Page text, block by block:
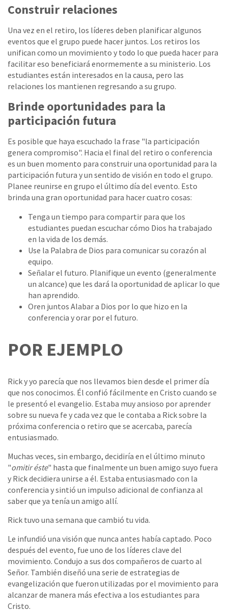
Construir relaciones
Una vez en el retiro, los líderes deben planificar algunos
eventos que el grupo puede hacer juntos. Los retiros los
unifican como un movimiento y todo lo que pueda hacer para
facilitar eso beneficiará enormemente a su ministerio. Los
estudiantes están interesados ​​en la causa, pero las
relaciones los mantienen regresando a su grupo.
Brinde oportunidades para la
participación futura
Es posible que haya escuchado la frase "la participación
genera compromiso". Hacia el final del retiro o conferencia
es un buen momento para construir una oportunidad para la
participación futura y un sentido de visión en todo el grupo.
Planee reunirse en grupo el último día del evento. Esto
brinda una gran oportunidad para hacer cuatro cosas:
Tenga un tiempo para compartir para que los
estudiantes puedan escuchar cómo Dios ha trabajado
en la vida de los demás.
Use la Palabra de Dios para comunicar su corazón al
equipo.
Señalar el futuro. Planifique un evento (generalmente
un alcance) que les dará la oportunidad de aplicar lo que
han aprendido.
Oren juntos Alabar a Dios por lo que hizo en la
conferencia y orar por el futuro.
POR EJEMPLO
Rick y yo parecía que nos llevamos bien desde el primer día
que nos conocimos. Él confió fácilmente en Cristo cuando se
le presentó el evangelio. Estaba muy ansioso por aprender
sobre su nueva fe y cada vez que le contaba a Rick sobre la
próxima conferencia o retiro que se acercaba, parecía
entusiasmado.
Muchas veces, sin embargo, decidiría en el último minuto
"omitir éste" hasta que finalmente un buen amigo suyo fuera
y Rick decidiera unirse a él. Estaba entusiasmado con la
conferencia y sintió un impulso adicional de confianza al
saber que ya tenía un amigo allí.
Rick tuvo una semana que cambió tu vida.
Le infundió una visión que nunca antes había captado. Poco
después del evento, fue uno de los líderes clave del
movimiento. Condujo a sus dos compañeros de cuarto al
Señor. También diseñó una serie de estrategias de
evangelización que fueron utilizadas por el movimiento para
alcanzar de manera más efectiva a los estudiantes para
Cristo.